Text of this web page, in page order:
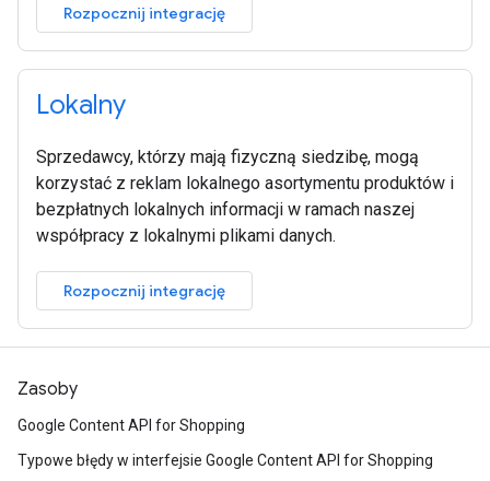
Rozpocznij integrację
Lokalny
Sprzedawcy, którzy mają fizyczną siedzibę, mogą
korzystać z reklam lokalnego asortymentu produktów i
bezpłatnych lokalnych informacji w ramach naszej
współpracy z lokalnymi plikami danych.
Rozpocznij integrację
Zasoby
Google Content API for Shopping
Typowe błędy w interfejsie Google Content API for Shopping